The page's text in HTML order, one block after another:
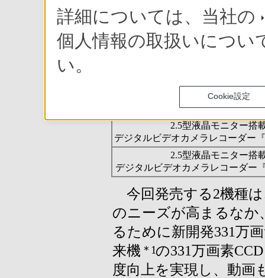
画時有効画素305万画
とコンパクトボディ
オカメラレコーダー『
売いたします。
型 名
2.5型液晶モニター搭
デジタルビデオカメラレコーダー
2.5型液晶モニター搭
デジタルビデオカメラレコーダー
今回発売する2機種
のニーズが高まるなか
るために新開発331万
来機 ＊1の331万画素
度向上を実現し、動画
詳細については、当社の
個人情報の取扱いについ
い。
Cookie設定